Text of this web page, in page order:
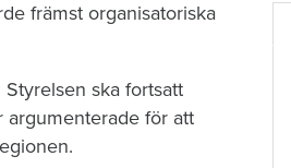
främst organisatoriska
ska fortsatt
argumenterade för att